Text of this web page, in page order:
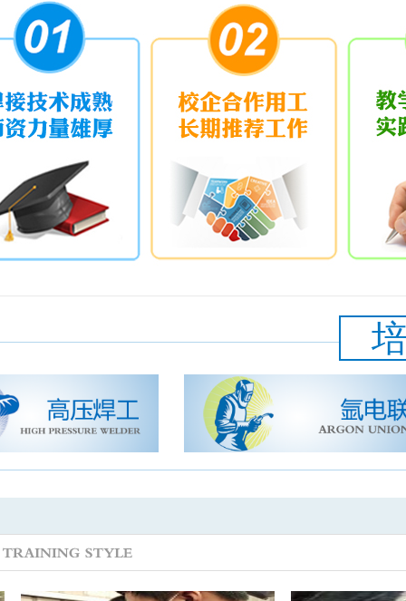
大口径管道全位置自动焊机（大口径
美国林肯品牌的STT，RMD焊接工艺
动快速根焊设备，奥太DC-500，熊谷
... [更多>>]